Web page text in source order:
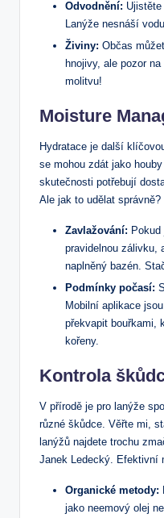
Odvodnění:
Lanýže nesnáší
Živiny: Občas
hnojivy, ale pozor
molitvu!
Moisture
Hydratace je další
se mohou zdát jako
skutečnosti potřebují
Ale jak to udělat správně?
Zavlažování:
pravidelnou zálivku,
naplněný bazén.
Podmínky počasí:
Mobilní aplikace
překvapit bouřkami,
kořeny.
Kontrola
V přírodě je pro lanýže
různé škůdce. Věřte mi,
lanýžů najdete trochu
Janek Ledecký. Efektivní
Organické metody:
jako neemový olej